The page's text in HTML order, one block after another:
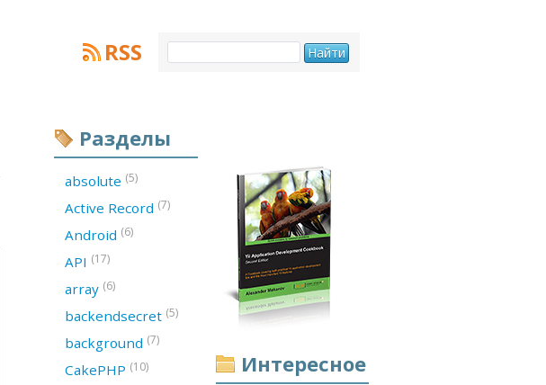
RSS
Интересное
Разделы
absolute (5)
Active Record (7)
Android (6)
API (17)
array (6)
backendsecret (5)
background (7)
CakePHP (10)